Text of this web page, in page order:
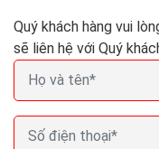
Quý khách hàng vui
sẽ liên hệ với Quý